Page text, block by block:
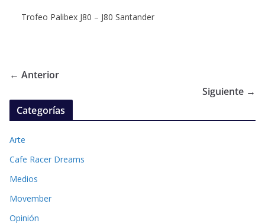
Trofeo Palibex J80 – J80 Santander
← Anterior
Siguiente →
Categorías
Arte
Cafe Racer Dreams
Medios
Movember
Opinión